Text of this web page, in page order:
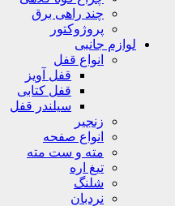
چند راهی برق
پروژوکتور
لوازم جانبی
انواع قفل
قفل آویز
قفل کتابی
سیلندر قفل
زنجیر
انواع صفحه
مته و ست مته
تیغ اره
شلنگ
نردبان